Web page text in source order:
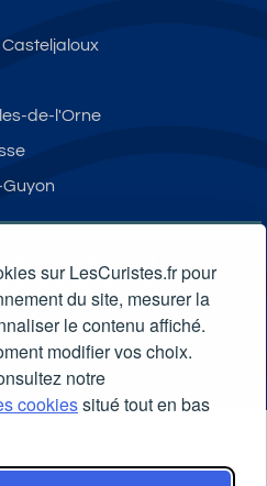
sur LesCuristes.fr pour
du site, mesurer la
le contenu affiché.
modifier vos choix.
notre
cookiessitué tout en bas
de-l'Orne
à l'ensemble des
& Consent Framework
Management Platform n°92.
à tout moment encliquant ici.